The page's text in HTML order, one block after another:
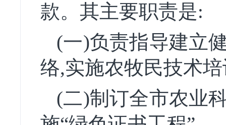
款。其主要职责是:
(一)负责指导建立
络,实施农牧民技术
(二)制订全市农业